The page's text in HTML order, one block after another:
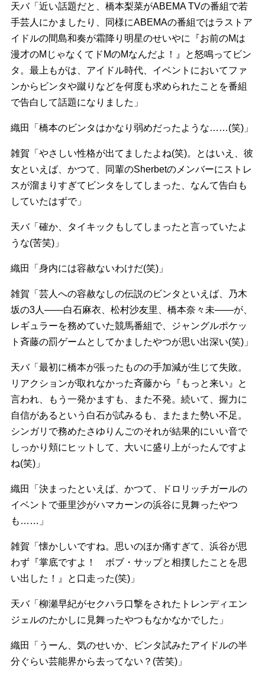
天バ「近い話題だと、橋本梨菜がABEMA TVの番組で若
手芸人にかましたり、同様にABEMAの番組ではラストア
イドルの間島和奏が霜降り明星のせいやに『お前のMは
漫才のMじゃなくてドMのMなんだよ！』と怒鳴ってビン
タ。最上もがは、アイドル時代、イベントにおいてファ
ンからビンタや蹴りなどを何度も求められたことを番組
で告白して話題になりました」
織田「橋本のビンタはかなり弱めだったような……(笑)」
雑賀「やさしい性格が出てましたよね(笑)。とはいえ、彼
女といえば、かつて、同輩のSherbetのメンバーにストレ
スが溜まりすぎてビンタをしてしまった、なんて告白も
していたはずで」
天バ「確か、タイキックもしてしまったと言っていたよ
うな(苦笑)」
織田「身内には容赦ないわけだ(笑)」
雑賀「芸人への容赦なしの伝説のビンタといえば、乃木
坂の3人――白石麻衣、松村沙友里、橋本奈々未――が、
レギュラーを務めていた競馬番組で、ジャングルポケッ
ト斉藤の罰ゲームとしてかましたやつが思い出深い(笑)」
天バ「最初に橋本が張ったものの手加減が生じて失敗。
リアクションが取れなかった斉藤から『もっと来い』と
言われ、もう一発かますも、また不発。続いて、握力に
自信があるという白石が試みるも、またまた勢い不足。
シンガリで務めたさゆりんごのそれが結果的にいい音で
しっかり頬にヒットして、大いに盛り上がったんですよ
ね(笑)」
織田「決まったといえば、かつて、ドロリッチガールの
イベントで亜里沙がハマカーンの浜谷に見舞ったやつ
も……」
雑賀「懐かしいですね。思いのほか痛すぎて、浜谷が思
わず『掌底ですよ！ ボブ・サップと相撲したことを思
い出した！』と口走った(笑)」
天バ「柳瀬早紀がセクハラ口撃をされたトレンディエン
ジェルのたかしに見舞ったやつもなかなかでした」
織田「うーん、気のせいか、ビンタ試みたアイドルの半
分ぐらい芸能界から去ってない？(苦笑)」